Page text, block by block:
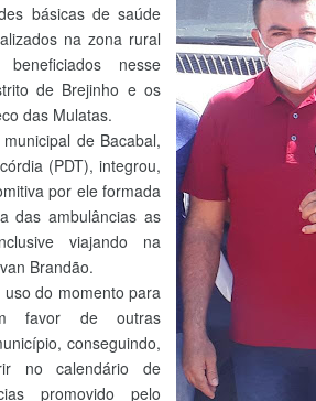
básicas de saúde
na zona rural
nesse
de Brejinho e os
das Mulatas.
de Bacabal,
(PDT), integrou,
por ele formada
das ambulâncias as
viajando na
Brandão.
do momento para
favor de outras
conseguindo,
no calendário de
promovido pelo